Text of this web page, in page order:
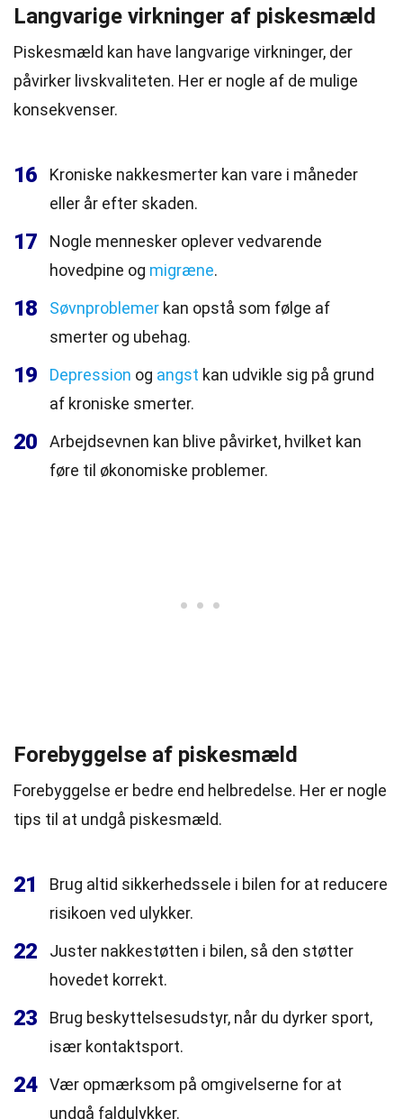
Langvarige virkninger af piskesmæld
Piskesmæld kan have langvarige virkninger, der
påvirker livskvaliteten. Her er nogle af de mulige
konsekvenser.
16
Kroniske nakkesmerter kan vare i måneder
eller år efter skaden.
17
Nogle mennesker oplever vedvarende
hovedpine og migræne.
18 Søvnproblemer kan opstå som følge af
smerter og ubehag.
19 Depression og angst kan udvikle sig på grund
af kroniske smerter.
20
Arbejdsevnen kan blive påvirket, hvilket kan
føre til økonomiske problemer.
Forebyggelse af piskesmæld
Forebyggelse er bedre end helbredelse. Her er nogle
tips til at undgå piskesmæld.
21
Brug altid sikkerhedssele i bilen for at reducere
risikoen ved ulykker.
22
Juster nakkestøtten i bilen, så den støtter
hovedet korrekt.
23
Brug beskyttelsesudstyr, når du dyrker sport,
især kontaktsport.
24
Vær opmærksom på omgivelserne for at
undgå faldulykker.